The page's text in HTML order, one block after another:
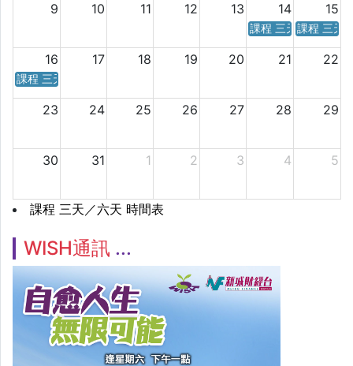
9 10 11 12 13 14 15
課程 三天／六天 時
課程 三天
16 17 18 19 20 21 22
課程 三天／六天 時間表
23 24 25 26 27 28 29
30 31 1 2 3 4 5
課程 三天／六天 時間表
WISH通訊